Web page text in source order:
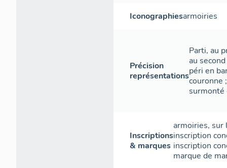
Iconographiesarmoiries
Précision
représentations
Parti, au
au
péri en
couronne
surmonté
Inscriptions
& marques
armoiries, sur
inscription
inscription
marque de